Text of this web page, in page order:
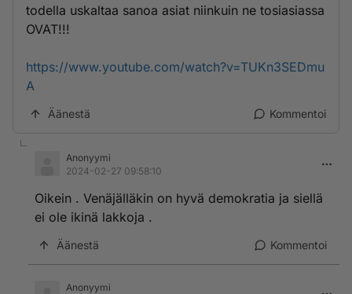
todella uskaltaa sanoa asiat niinkuin ne tosiasiassa
OVAT!!!
https://www.youtube.com/watch?v=TUKn3SEDmu
A
Äänestä Kommentoi
Anonyymi
2024-02-27 09:58:10
Oikein . Venäjälläkin on hyvä demokratia ja siellä
ei ole ikinä lakkoja .
Äänestä Kommentoi
Anonyymi